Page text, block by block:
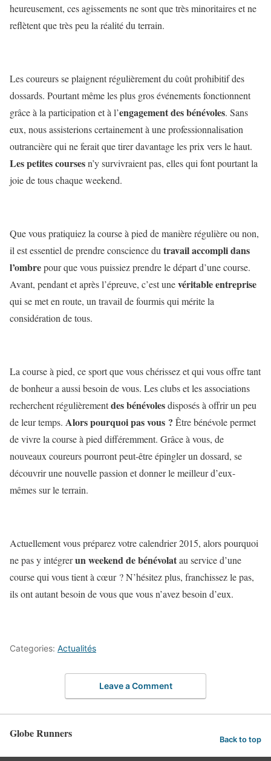
heureusement, ces agissements ne sont que très minoritaires et ne
reflètent que très peu la réalité du terrain.
Les coureurs se plaignent régulièrement du coût prohibitif des
dossards. Pourtant même les plus gros événements fonctionnent
grâce à la participation et à l’engagement des bénévoles. Sans
eux, nous assisterions certainement à une professionnalisation
outrancière qui ne ferait que tirer davantage les prix vers le haut.
Les petites coursesn’y survivraient pas, elles qui font pourtant la
joie de tous chaque weekend.
Que vous pratiquiez la course à pied de manière régulière ou non,
il est essentiel de prendre conscience du travail accompli dans
l’ombrepour que vous puissiez prendre le départ d’une course.
Avant, pendant et après l’épreuve, c’est unevéritable entreprise
qui se met en route, un travail de fourmis qui mérite la
considération de tous.
La course à pied, ce sport que vous chérissez et qui vous offre tant
de bonheur a aussi besoin de vous. Les clubs et les associations
recherchent régulièrementdes bénévolesdisposés à offrir un peu
de leur temps. Alors pourquoi pas vous ? Être bénévole permet
de vivre la course à pied différemment. Grâce à vous, de
nouveaux coureurs pourront peut-être épingler un dossard, se
découvrir une nouvelle passion et donner le meilleur d’eux-
mêmes sur le terrain.
Actuellement vous préparez votre calendrier 2015, alors pourquoi
ne pas y intégrerun weekend de bénévolatau service d’une
course qui vous tient à cœur ? N’hésitez plus, franchissez le pas,
ils ont autant besoin de vous que vous n’avez besoin d’eux.
Categories: Actualités
Leave a Comment
Globe Runners Back to top